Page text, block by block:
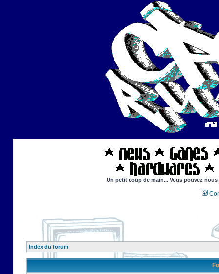
Un petit coup de main... Vous pouvez
Index du forum